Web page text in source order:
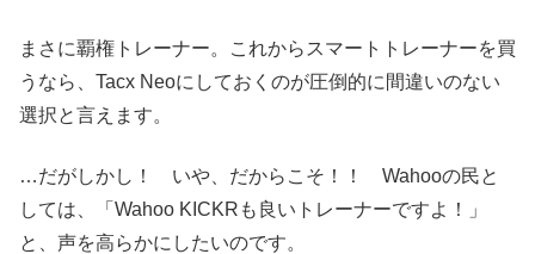
まさに覇権トレーナー。これからスマートトレーナーを買
うなら、Tacx Neoにしておくのが圧倒的に間違いのない
選択と言えます。
…だがしかし！ いや、だからこそ！！ Wahooの民と
しては、「Wahoo KICKRも良いトレーナーですよ！」
と、声を高らかにしたいのです。